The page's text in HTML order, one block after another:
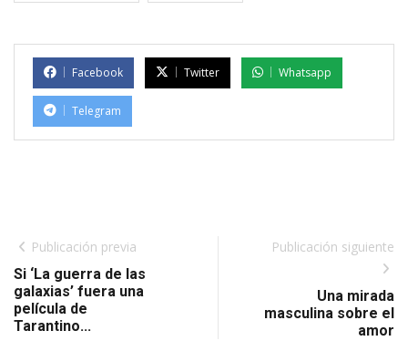
Facebook Twitter Whatsapp
Telegram
Publicación previa
Si ‘La guerra de las
galaxias’ fuera una
película de
Tarantino...
Publicación siguiente
Una mirada
masculina sobre el
amor